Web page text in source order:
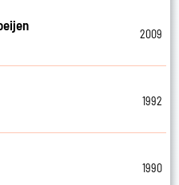
2009
1992
1990